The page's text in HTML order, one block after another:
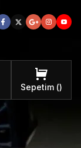
Sepetim